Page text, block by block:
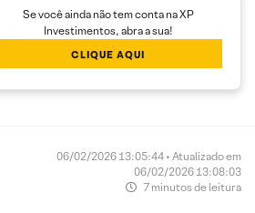
Se você ainda não tem conta na XP
Investimentos, abra a sua!
CLIQUE AQUI
06/02/2026 13:05:44 • Atualizado em
06/02/2026 13:08:03
7 minutos de leitura